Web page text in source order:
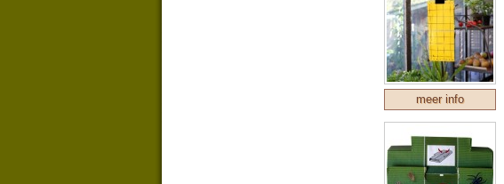
meer info